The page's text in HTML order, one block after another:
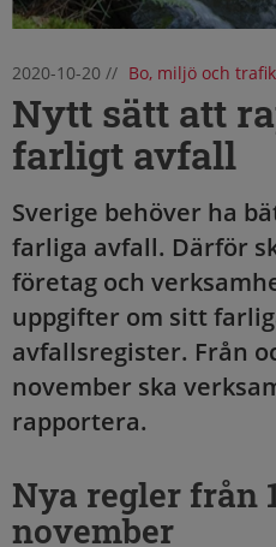
2020-10-20 // Bo, miljö och trafik
Nytt sätt att
farligt avfall
Sverige behöver ha
farliga avfall. Därför
företag och
uppgifter om sitt
avfallsregister. Från
november ska
rapportera.
Nya regler från
november